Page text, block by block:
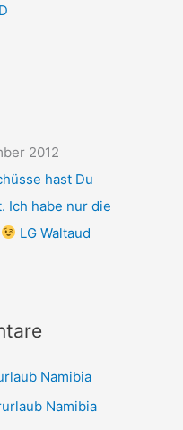
2012
hast Du
Ich habe nur die
LG Waltaud
Namibia
Namibia